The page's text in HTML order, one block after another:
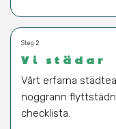
Steg 2
Vi städar
Vårt erfarna
noggrann
checklista.